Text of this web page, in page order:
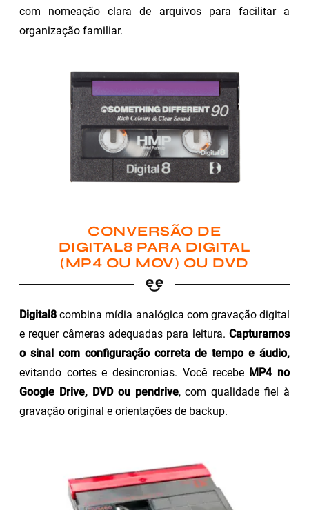
com nomeação clara de arquivos para facilitar a
organização familiar.
CONVERSÃO DE
DIGITAL8 PARA DIGITAL
(MP4 OU MOV) OU DVD
Digital8 combina mídia analógica com gravação digital
e requer câmeras adequadas para leitura. Capturamos
o sinal com configuração correta de tempo e áudio,
evitando cortes e desincronias. Você recebe MP4 no
Google Drive, DVD ou pendrive, com qualidade fiel à
gravação original e orientações de backup.